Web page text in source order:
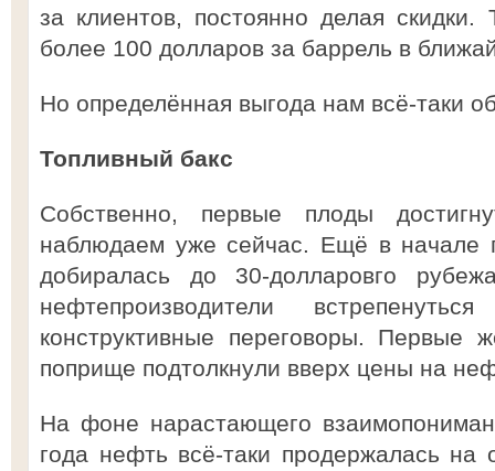
за клиентов, постоянно делая
более 100 долларов за баррель в
Но определённая выгода нам всё-таки
Топливный бакс
Собственно, первые плоды
наблюдаем уже сейчас. Ещё в начале
добиралась до 30-долларовго
нефтепроизводители
конструктивные переговоры. Первые
поприще подтолкнули вверх цены на
На фоне нарастающего
года нефть всё-таки продержалась на